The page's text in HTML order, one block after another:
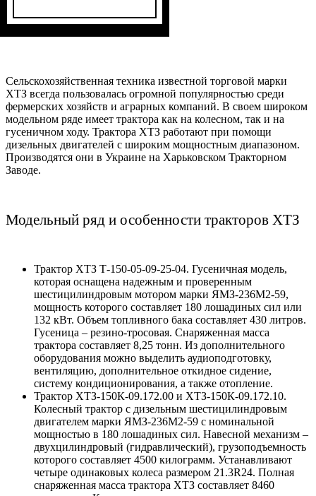
Сельскохозяйственная техника известной торговой марки
ХТЗ всегда пользовалась огромной популярностью среди
фермерских хозяйств и аграрных компаний. В своем широком
модельном ряде имеет трактора как на колесном, так и на
гусеничном ходу. Трактора ХТЗ работают при помощи
дизельных двигателей с широким мощностным диапазоном.
Производятся они в Украине на Харьковском Тракторном
Заводе.
Модельный ряд и особенности тракторов ХТЗ
Трактор ХТЗ Т-150-05-09-25-04. Гусеничная модель,
которая оснащена надежным и проверенным
шестицилиндровым мотором марки ЯМЗ-236М2-59,
мощность которого составляет 180 лошадиных сил или
132 кВт. Объем топливного бака составляет 430 литров.
Гусеница – резино-тросовая. Снаряженная масса
трактора составляет 8,25 тонн. Из дополнительного
оборудования можно выделить аудиоподготовку,
вентиляцию, дополнительное откидное сидение,
систему кондиционирования, а также отопление.
Трактор ХТЗ-150К-09.172.00 и ХТЗ-150К-09.172.10.
Колесный трактор с дизельным шестицилиндровым
двигателем марки ЯМЗ-236М2-59 с номинальной
мощностью в 180 лошадиных сил. Навесной механизм –
двухцилиндровый (гидравлический), грузоподъемность
которого составляет 4500 килограмм. Устанавливают
четыре одинаковых колеса размером 21.3R24. Полная
снаряженная масса трактора ХТЗ составляет 8460